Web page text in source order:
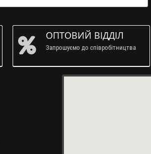
ОПТОВИЙ ВІДДІЛ
Запрошуємо до співробітництва